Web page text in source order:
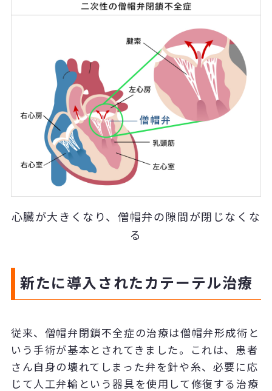
心臓が大きくなり、僧帽弁の隙間が閉じなくな
る
新たに導入されたカテーテル治療
従来、僧帽弁閉鎖不全症の治療は僧帽弁形成術と
いう手術が基本とされてきました。これは、患者
さん自身の壊れてしまった弁を針や糸、必要に応
じて人工弁輪という器具を使用して修復する治療